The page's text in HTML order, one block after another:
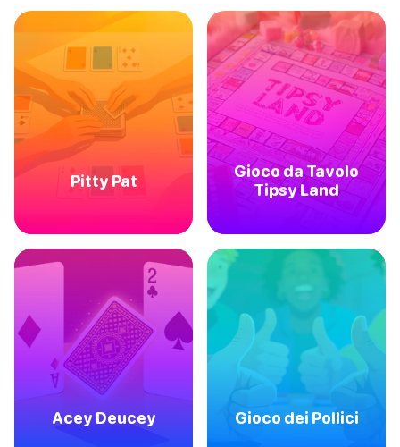
Pitty Pat
Gioco da Tavolo
Tipsy Land
Acey Deucey Gioco dei Pollici